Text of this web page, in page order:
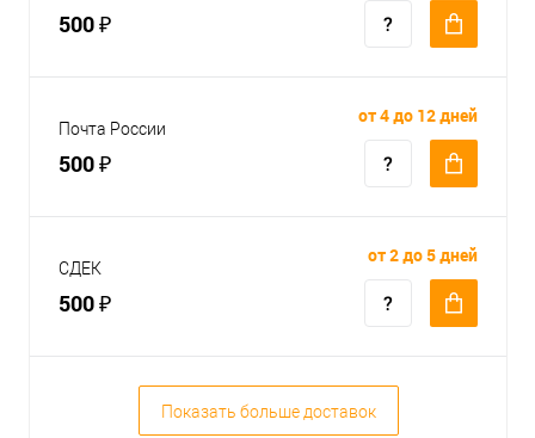
500 ₽
Почта России
500 ₽
от 4 до 12 дней
СДЕК
500 ₽
от 2 до 5 дней
Показать больше доставок